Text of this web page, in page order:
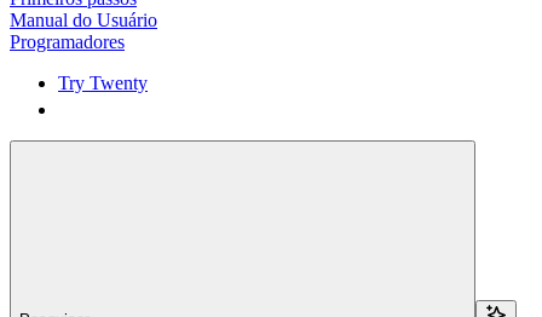
Manual do Usuário
Programadores
Try Twenty